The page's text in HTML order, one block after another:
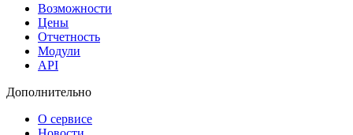
Возможности
Цены
Отчетность
Модули
API
Дополнительно
О сервисе